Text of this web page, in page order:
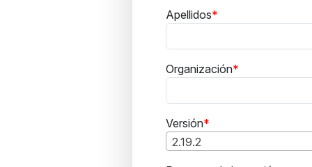
Apellidos
Organización
Versión
2.19.2